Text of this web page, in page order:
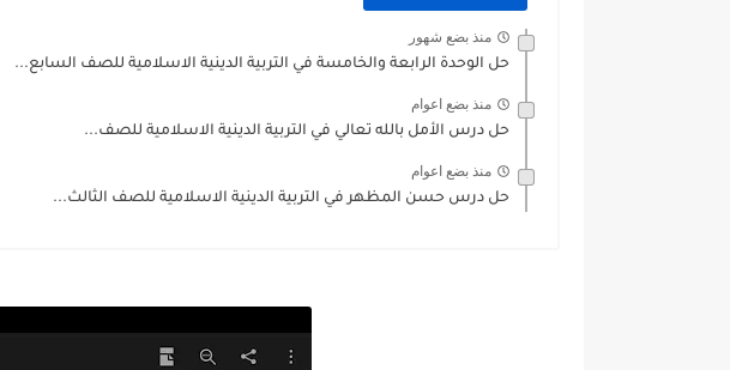
منذ بضع شهور
حل الوحدة الرابعة والخامسة في التربية الدينية الاسلامية للصف السابع...
منذ بضع اعوام
حل درس الأمل بالله تعالي في التربية الدينية الاسلامية للصف...
منذ بضع اعوام
حل درس حسن المظهر في التربية الدينية الاسلامية للصف الثالث...